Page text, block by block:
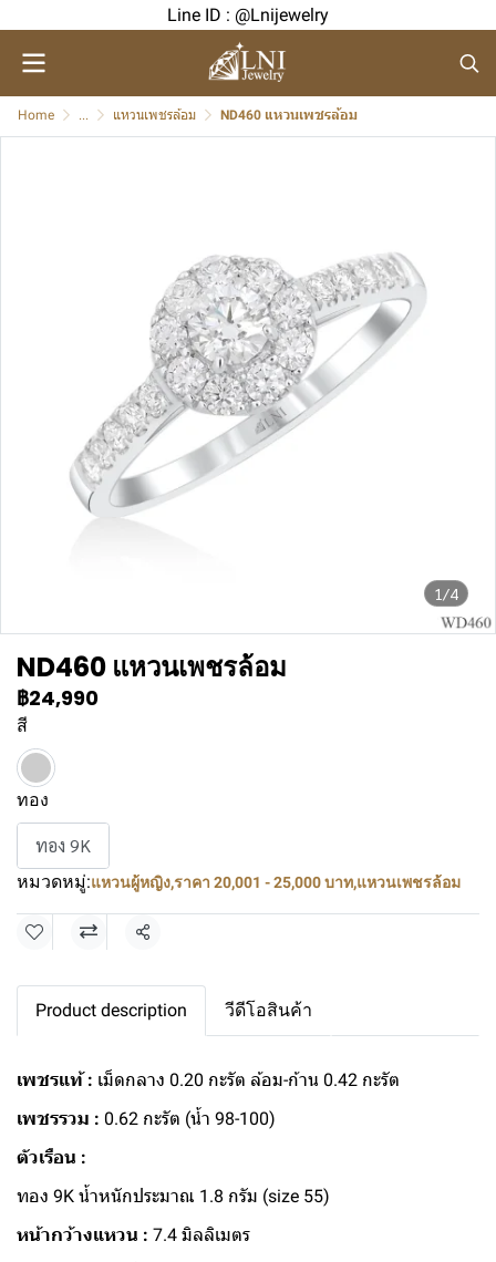
Line ID : @Lnijewelry
Home ... แหวนเพชรล้อม ND460 แหวนเพชรล้อม
1/4
ND460 แหวนเพชรล้อม
฿24,990
สี
ทอง
ทอง 9K
หมวดหมู่:แหวนผู้หญิง,ราคา 20,001 - 25,000 บาท,แหวนเพชรล้อม
แชร์
Product description วีดีโอสินค้า
เพชรแท้ : เม็ดกลาง 0.20 กะรัต ล้อม-ก้าน 0.42 กะรัต
เพชรรวม : 0.62 กะรัต (น้ำ 98-100)
ตัวเรือน :
ทอง 9K น้ำหนักประมาณ 1.8 กรัม (size 55)
หน้ากว้างแหวน : 7.4 มิลลิเมตร